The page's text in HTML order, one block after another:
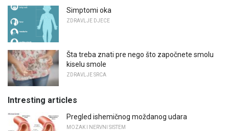
Simptomi oka
ZDRAVLJE DJECE
Šta treba znati pre nego što započnete smolu
kiselu smole
ZDRAVLJE SRCA
Intresting articles
Pregled ishemičnog moždanog udara
MOZAK I NERVNI SISTEM